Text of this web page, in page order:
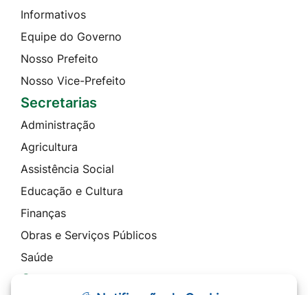
Informativos
Equipe do Governo
Nosso Prefeito
Nosso Vice-Prefeito
Secretarias
Administração
Agricultura
Assistência Social
Educação e Cultura
Finanças
Obras e Serviços Públicos
Saúde
Contato